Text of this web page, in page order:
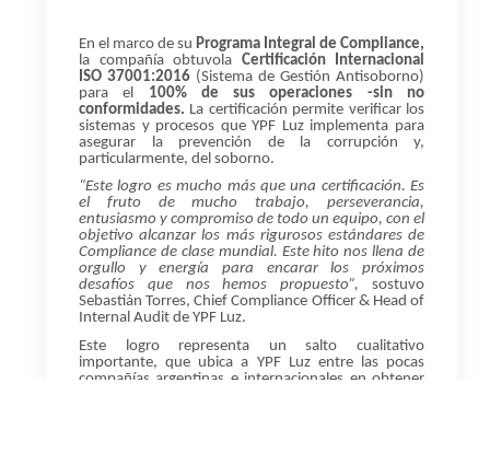
En el marco de su Programa Integral de Compliance,
la compañía obtuvo la Certificación Internacional
ISO 37001:2016 (Sistema de Gestión Antisoborno)
para el 100% de sus operaciones -sin no
conformidades. La certificación permite verificar los
sistemas y procesos que YPF Luz implementa para
asegurar la prevención de la corrupción y,
particularmente, del soborno.
“Este logro es mucho más que una certificación. Es
el fruto de mucho trabajo, perseverancia,
entusiasmo y compromiso de todo un equipo, con el
objetivo alcanzar los más rigurosos estándares de
Compliance de clase mundial. Este hito nos llena de
orgullo y energía para encarar los próximos
desafíos que nos hemos propuesto”, sostuvo
Sebastián Torres, Chief Compliance Officer & Head of
Internal Audit de YPF Luz.
Este logro representa un salto cualitativo
importante, que ubica a YPF Luz entre las pocas
compañías argentinas e internacionales en obtener